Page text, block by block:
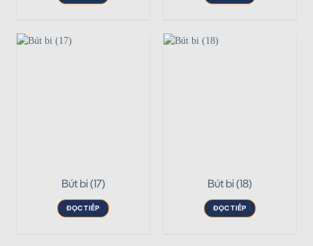
Bút bi (17)
ĐỌC TIẾP
Bút bi (18)
ĐỌC TIẾP